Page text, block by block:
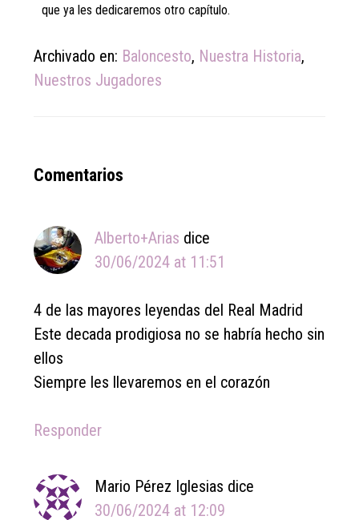
que ya les dedicaremos otro capítulo.
Archivado en: Baloncesto, Nuestra Historia,
Nuestros Jugadores
Reader
Comentarios
Alberto+Arias dice
30/06/2024 at 11:51
4 de las mayores leyendas del Real Madrid
Este decada prodigiosa no se habría hecho sin
ellos
Siempre les llevaremos en el corazón
Responder
Mario Pérez Iglesias dice
30/06/2024 at 12:09